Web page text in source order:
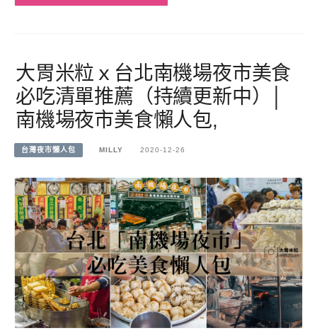
大胃米粒ｘ台北南機場夜市美食
必吃清單推薦（持續更新中）│
南機場夜市美食懶人包,
台灣夜市懶人包 MILLY 2020-12-26